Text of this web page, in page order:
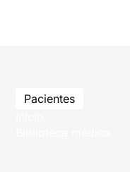
Pacientes